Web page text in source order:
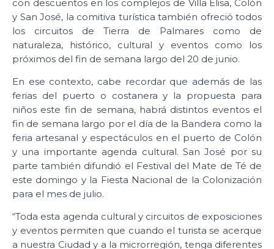
con descuentos en los complejos de Villa Elisa, Colón
y San José, la comitiva turística también ofreció todos
los circuitos de Tierra de Palmares como de
naturaleza, histórico, cultural y eventos como los
próximos del fin de semana largo del 20 de junio.
En ese contexto, cabe recordar que además de las
ferias del puerto o costanera y la propuesta para
niños este fin de semana, habrá distintos eventos el
fin de semana largo por el día de la Bandera como la
feria artesanal y espectáculos en el puerto de Colón
y una importante agenda cultural. San José por su
parte también difundió el Festival del Mate de Té de
este domingo y la Fiesta Nacional de la Colonización
para el mes de julio.
“Toda esta agenda cultural y circuitos de exposiciones
y eventos permiten que cuando el turista se acerque
a nuestra Ciudad y a la microrregión, tenga diferentes